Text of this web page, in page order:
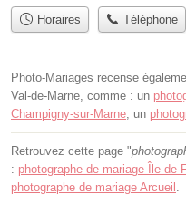
Horaires Téléphone
Photo-Mariages recense
Val-de-Marne, comme : un
Champigny-sur-Marne , un
Retrouvez cette page "
: photographe de mariage Île-de-
photographe de mariage Arcueil